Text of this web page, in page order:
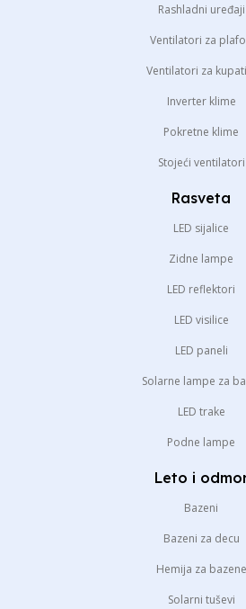
Rashladni uređaji
Ventilatori za
Ventilatori za
Inverter klime
Pokretne klime
Stojeći ventilatori
Rasveta
LED sijalice
Zidne lampe
LED reflektori
LED visilice
LED paneli
Solarne lampe za
LED trake
Podne lampe
Leto i
Bazeni
Bazeni za decu
Hemija za bazene
Solarni tuševi